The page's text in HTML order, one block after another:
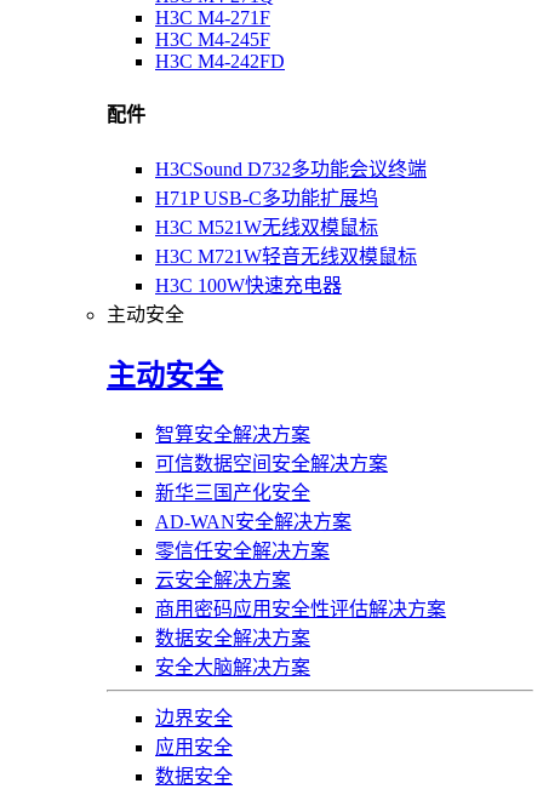
H3C M4-271F
H3C M4-245F
H3C M4-242FD
配件
H3CSound D732多功能会议终端
H71P USB-C多功能扩展坞
H3C M521W无线双模鼠标
H3C M721W轻音无线双模鼠标
H3C 100W快速充电器
主动安全
主动安全
智算安全解决方案
可信数据空间安全解决方案
新华三国产化安全
AD-WAN安全解决方案
零信任安全解决方案
云安全解决方案
商用密码应用安全性评估解决方案
数据安全解决方案
安全大脑解决方案
边界安全
应用安全
数据安全